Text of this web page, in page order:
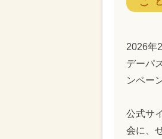
2026年
デーパ
ンペー
公式サ
会に、